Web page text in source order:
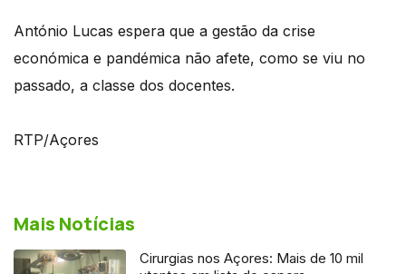
António Lucas espera que a gestão da crise
económica e pandémica não afete, como se viu no
passado, a classe dos docentes.
RTP/Açores
Mais Notícias
Cirurgias nos Açores: Mais de 10 mil